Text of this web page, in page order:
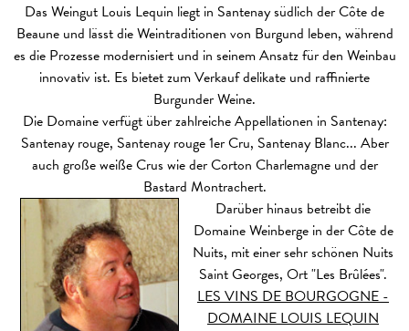
Das Weingut Louis Lequin liegt in Santenay südlich der Côte de
Beaune und lässt die Weintraditionen von Burgund leben, während
es die Prozesse modernisiert und in seinem Ansatz für den Weinbau
innovativ ist. Es bietet zum Verkauf delikate und raffinierte
Burgunder Weine.
Die Domaine verfügt über zahlreiche Appellationen in Santenay:
Santenay rouge, Santenay rouge 1er Cru, Santenay Blanc... Aber
auch große weiße Crus wie der Corton Charlemagne und der
Bastard Montrachert.
Darüber hinaus betreibt die
Domaine Weinberge in der Côte de
Nuits, mit einer sehr schönen Nuits
Saint Georges, Ort "Les Brûlées".
LES VINS DE BOURGOGNE -
DOMAINE LOUIS LEQUIN